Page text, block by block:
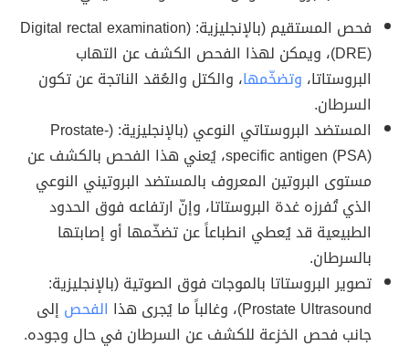
فحص المستقيم (بالإنجليزية: (Digital rectal examination
(DRE)، ويمكن لهذا الفحص الكشف عن التهاب
البروستاتا، وتضخّمها، والكتل والعُقد الناتجة عن تكون
السرطان.
المستضد البروستاتي النوعي (بالإنجليزية: (Prostate-
specific antigen (PSA)، يُعني هذا الفحص بالكشف عن
مستوى البروتين المعروف بالمستضد البروتيني النوعي
الذي تُفرزه غدة البروستاتا، وإنّ ارتفاعه فوق الحدود
الطبيعية قد يُعطي انطباعاً عن تضخّمها أو إصابتها
بالسرطان.
تصوير البروستاتا بالموجات فوق الصوتية (بالإنجليزية:
Prostate Ultrasound)، وغالباً ما يُجرى هذا
الفحص إلى
جانب فحص الخزعة للكشف عن السرطان في حال وجوده.